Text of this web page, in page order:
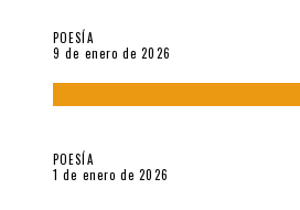
POESÍA
9 de enero de 2026
POESÍA
1 de enero de 2026